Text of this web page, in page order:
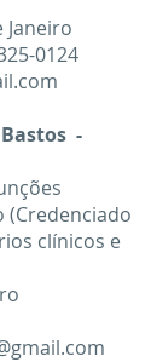
Janeiro
0124
-
(Credenciado
clínicos e